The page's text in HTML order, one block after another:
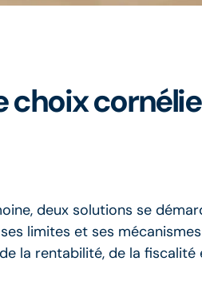
choix
deux solutions se
limites et ses
la rentabilité, de la